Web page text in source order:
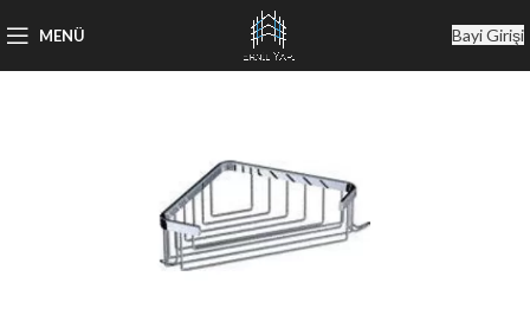
MENÜ Bayi Girişi